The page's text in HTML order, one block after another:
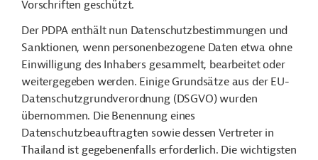
Vorschriften geschützt.
Der PDPA enthält nun Datenschutzbestimmungen und
Sanktionen, wenn personenbezogene Daten etwa ohne
Einwilligung des Inhabers gesammelt, bearbeitet oder
weitergegeben werden. Einige Grundsätze aus der EU-
Datenschutzgrundverordnung (DSGVO) wurden
übernommen. Die Benennung eines
Datenschutzbeauftragten sowie dessen Vertreter in
Thailand ist gegebenenfalls erforderlich. Die wichtigsten